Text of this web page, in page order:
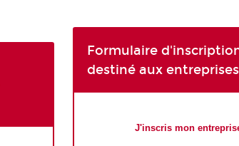
Formulaire
destiné aux entreprises
J'inscris mon